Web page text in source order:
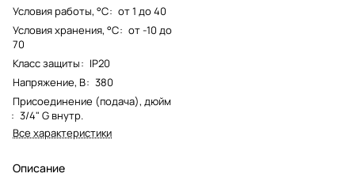
Условия работы, °С: от 1 до 40
Условия хранения, °С: от -10 до
70
Класс защиты: IP20
Напряжение, В: 380
Присоединение (подача), дюйм
: 3/4" G внутр.
Все характеристики
Описание